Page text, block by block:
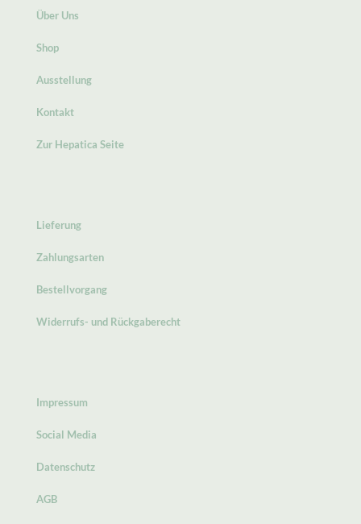
Über Uns
Shop
Ausstellung
Kontakt
Zur Hepatica Seite
Lieferung
Zahlungsarten
Bestellvorgang
Widerrufs- und Rückgaberecht
Impressum
Social Media
Datenschutz
AGB